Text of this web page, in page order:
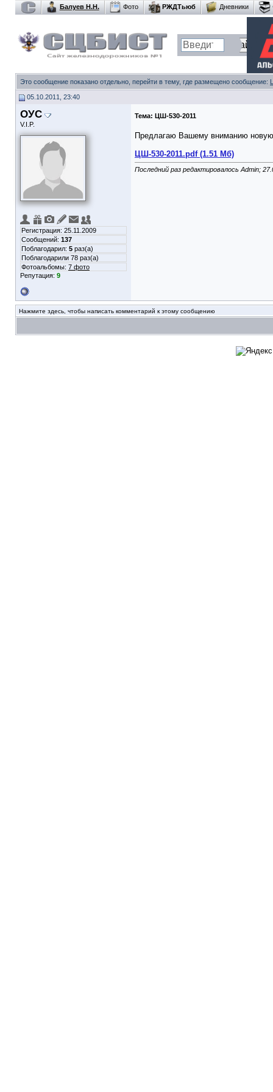
Балуев Н.Н. Фото РЖДТьюб Дневники
Это сообщение показано отдельно, перейти в тему, где размещено сообщение:
05.10.2011, 23:40
ОУС
V.I.P.
Регистрация: 25.11.2009
Сообщений: 137
Поблагодарил: 5 раз(а)
Поблагодарили 78 раз(а)
Фотоальбомы: 7 фото
Репутация: 9
Тема: ЦШ-530-2011
Предлагаю Вашему вниманию
ЦШ-530-2011.pdf (1.51 Мб)
Последний раз редактировалось Admin;
Нажмите здесь, чтобы написать комментарий к этому сообщению